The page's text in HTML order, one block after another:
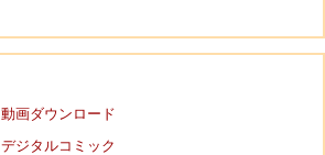
動画ダウンロード
デジタルコミック